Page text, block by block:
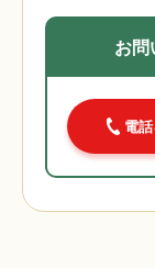
お問
電